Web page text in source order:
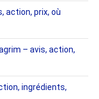
action, prix, où
– avis, action,
ingrédients,